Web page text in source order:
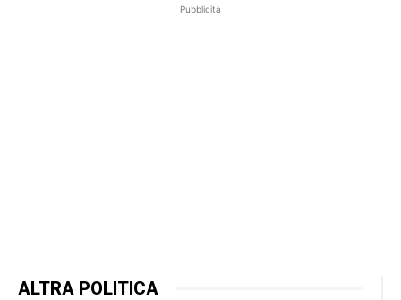
Pubblicità
ALTRA POLITICA